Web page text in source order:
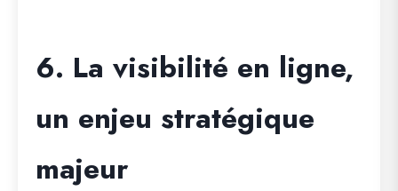
6. La visibilité en ligne,
un enjeu stratégique
majeur